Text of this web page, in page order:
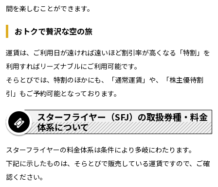
間を楽しむことができます。
おトクで贅沢な空の旅
運賃は、ご利用日が遠ければ遠いほど割引率が高くなる「特割」を
利用すればリーズナブルにご利用可能です。
そらとびでは、特割のほかにも、「通常運賃」や、「株主優待割
引」もご予約可能となっております。
スターフライヤー（SFJ）の取扱券種・料金
体系について
スターフライヤーの料金体系は条件により多岐にわたります。
下記に示したものは、そらとびで販売している運賃ですので、ご確
認ください。